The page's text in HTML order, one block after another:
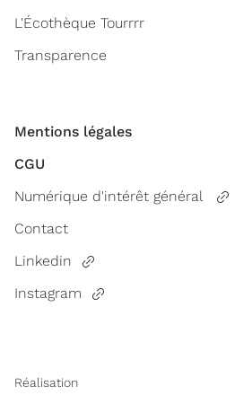
L'Écothèque Tourrrr
Transparence
Mentions légales
CGU
Numérique d'intérêt général
Contact
Linkedin
Instagram
Réalisation